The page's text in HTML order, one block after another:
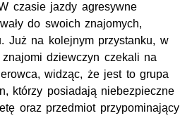
czasie jazdy agresywne
do swoich znajomych,
Już na kolejnym przystanku, w
dziewczyn czekali na
widząc, że jest to grupa
którzy posiadają niebezpieczne
oraz przedmiot przypominający